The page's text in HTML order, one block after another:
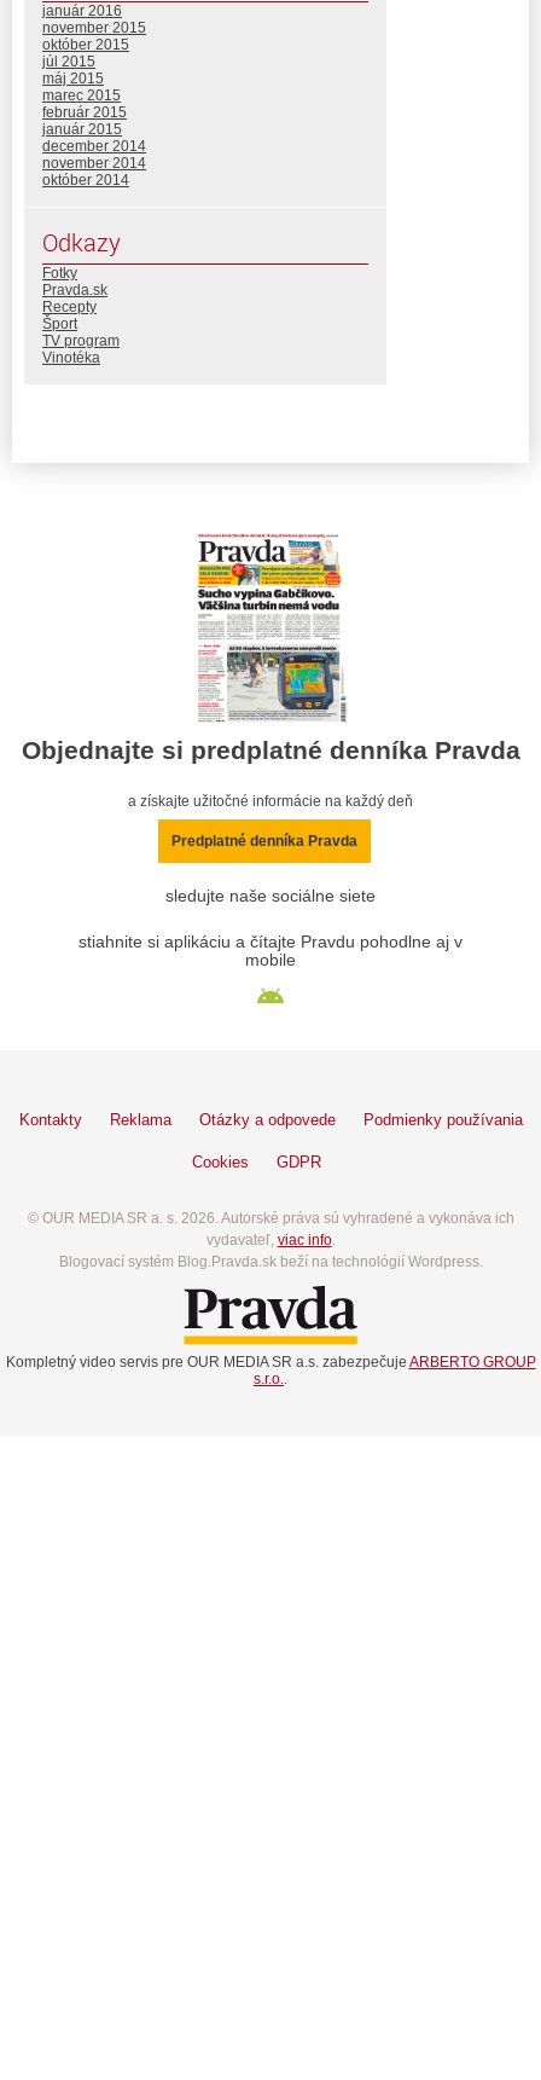
január 2016
november 2015
október 2015
júl 2015
máj 2015
marec 2015
február 2015
január 2015
december 2014
november 2014
október 2014
Odkazy
Fotky
Pravda.sk
Recepty
Šport
TV program
Vinotéka
Objednajte si predplatné denníka Pravda
a získajte užitočné informácie na každý deň
Predplatné denníka Pravda
sledujte naše sociálne siete
stiahnite si aplikáciu a čítajte Pravdu pohodlne aj v
mobile
Kontakty Reklama Otázky a odpovede Podmienky používania
Cookies GDPR
© OUR MEDIA SR a. s. 2026. Autorské práva sú vyhradené a vykonáva ich
vydavateľ, viac info.
Blogovací systém Blog.Pravda.sk beží na technológií Wordpress.
Kompletný video servis pre OUR MEDIA SR a.s. zabezpečuje ARBERTO GROUP
s.r.o..